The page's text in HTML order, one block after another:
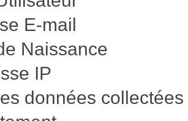
E-mail
Naissance
IP
données